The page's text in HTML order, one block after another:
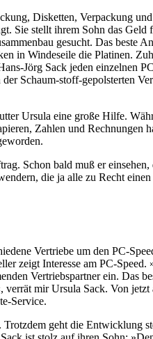
Disketten, Verpackung
Sie stellt ihrem Sohn das
gesucht. Das beste
in Windeseile die Platinen.
Jörg Sack jeden einzelnen
Schaum-stoff-gepolsterten
Ursula eine große Hilfe.
Zahlen und Rechnungen
Schon bald muß er
die ja alle zu Recht
Vertriebe um den PC-
zeigt Interesse am PC-
Vertriebspartner ein. Das
mir Ursula Sack. Von
Service.
geht die Entwicklung